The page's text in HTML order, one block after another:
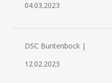
04.03.2023
DSC Buntenbock |
12.02.2023